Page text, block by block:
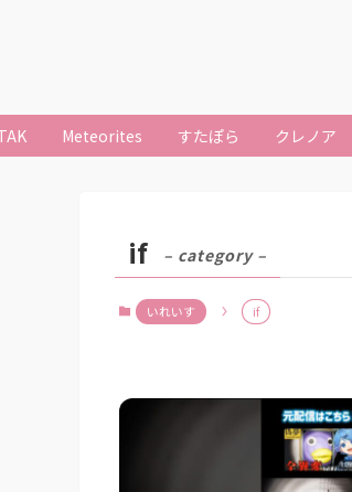
Meteorites すたぽら クレノア
if – category –
いれいす if